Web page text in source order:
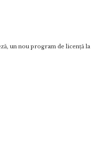
un nou program de licență la